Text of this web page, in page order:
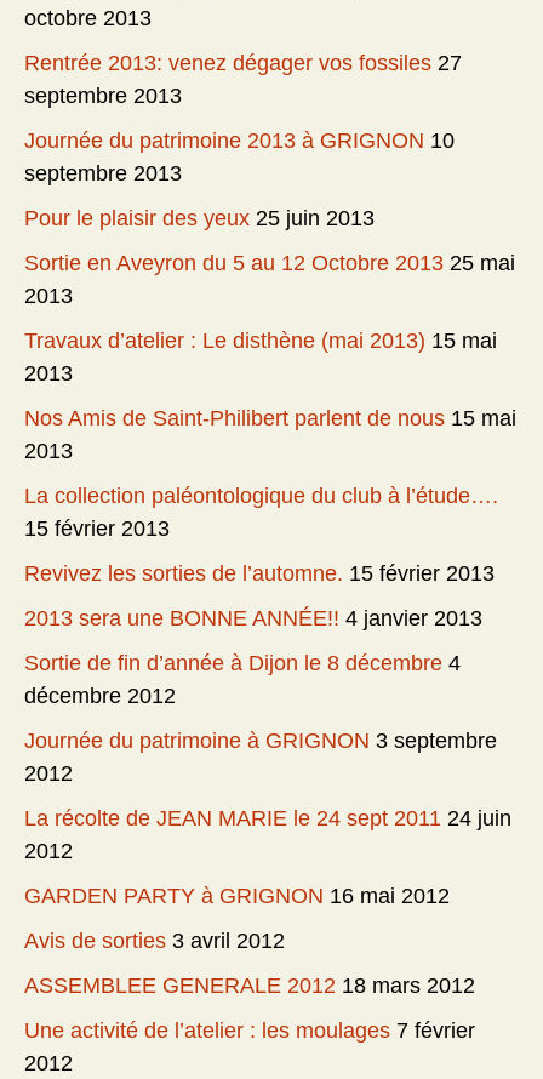
octobre 2013
Rentrée 2013: venez dégager vos fossiles 27
septembre 2013
Journée du patrimoine 2013 à GRIGNON 10
septembre 2013
Pour le plaisir des yeux 25 juin 2013
Sortie en Aveyron du 5 au 12 Octobre 2013 25 mai
2013
Travaux d’atelier : Le disthène (mai 2013) 15 mai
2013
Nos Amis de Saint-Philibert parlent de nous 15 mai
2013
La collection paléontologique du club à l’étude….
15 février 2013
Revivez les sorties de l’automne. 15 février 2013
2013 sera une BONNE ANNÉE!! 4 janvier 2013
Sortie de fin d’année à Dijon le 8 décembre 4
décembre 2012
Journée du patrimoine à GRIGNON 3 septembre
2012
La récolte de JEAN MARIE le 24 sept 2011 24 juin
2012
GARDEN PARTY à GRIGNON 16 mai 2012
Avis de sorties 3 avril 2012
ASSEMBLEE GENERALE 2012 18 mars 2012
Une activité de l’atelier : les moulages 7 février
2012